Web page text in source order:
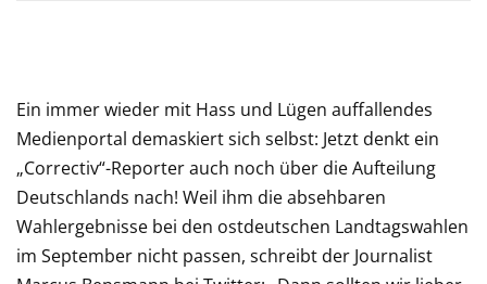
Ein immer wieder mit Hass und Lügen auffallendes
Medienportal demaskiert sich selbst: Jetzt denkt ein
„Correctiv“-Reporter auch noch über die Aufteilung
Deutschlands nach! Weil ihm die absehbaren
Wahlergebnisse bei den ostdeutschen Landtagswahlen
im September nicht passen, schreibt der Journalist